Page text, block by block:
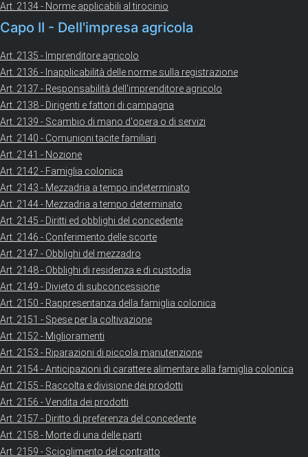
Art. 2134 - Norme applicabili al tirocinio
Capo II - Dell'impresa agricola
Art. 2135 - Imprenditore agricolo
Art. 2136 - Inapplicabilità delle norme sulla registrazione
Art. 2137 - Responsabilità dell'imprenditore agricolo
Art. 2138 - Dirigenti e fattori di campagna
Art. 2139 - Scambio di mano d'opera o di servizi
Art. 2140 - Comunioni tacite familiari
Art. 2141 - Nozione
Art. 2142 - Famiglia colonica
Art. 2143 - Mezzadria a tempo indeterminato
Art. 2144 - Mezzadria a tempo determinato
Art. 2145 - Diritti ed obblighi del concedente
Art. 2146 - Conferimento delle scorte
Art. 2147 - Obblighi del mezzadro
Art. 2148 - Obblighi di residenza e di custodia
Art. 2149 - Divieto di subconcessione
Art. 2150 - Rappresentanza della famiglia colonica
Art. 2151 - Spese per la coltivazione
Art. 2152 - Miglioramenti
Art. 2153 - Riparazioni di piccola manutenzione
Art. 2154 - Anticipazioni di carattere alimentare alla famiglia colonica
Art. 2155 - Raccolta e divisione dei prodotti
Art. 2156 - Vendita dei prodotti
Art. 2157 - Diritto di preferenza del concedente
Art. 2158 - Morte di una delle parti
Art. 2159 - Scioglimento del contratto